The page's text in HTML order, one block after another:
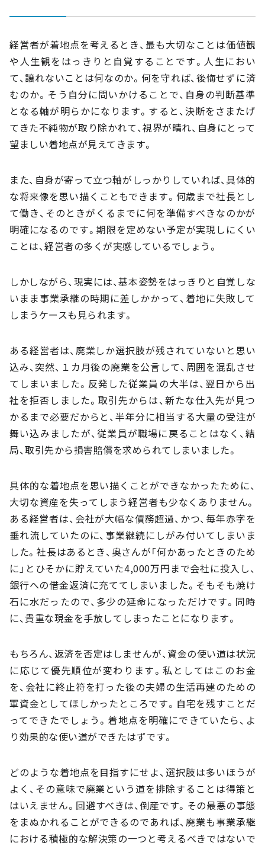
経営者が着地点を考えるとき、最も大切なことは価値観
や人生観をはっきりと自覚することです。人生におい
て、譲れないことは何なのか。何を守れば、後悔せずに済
むのか。そう自分に問いかけることで、自身の判断基準
となる軸が明らかになります。すると、決断をさまたげ
てきた不純物が取り除かれて、視界が晴れ、自身にとって
望ましい着地点が見えてきます。
また、自身が寄って立つ軸がしっかりしていれば、具体的
な将来像を思い描くこともできます。何歳まで社長とし
て働き、そのときがくるまでに何を準備すべきなのかが
明確になるのです。期限を定めない予定が実現しにくい
ことは、経営者の多くが実感しているでしょう。
しかしながら、現実には、基本姿勢をはっきりと自覚しな
いまま事業承継の時期に差しかかって、着地に失敗して
しまうケースも見られます。
ある経営者は、廃業しか選択肢が残されていないと思い
込み、突然、１カ月後の廃業を公言して、周囲を混乱させ
てしまいました。反発した従業員の大半は、翌日から出
社を拒否しました。取引先からは、新たな仕入先が見つ
かるまで必要だからと、半年分に相当する大量の受注が
舞い込みましたが、従業員が職場に戻ることはなく、結
局、取引先から損害賠償を求められてしまいました。
具体的な着地点を思い描くことができなかったために、
大切な資産を失ってしまう経営者も少なくありません。
ある経営者は、会社が大幅な債務超過、かつ、毎年赤字を
垂れ流していたのに、事業継続にしがみ付いてしまいま
した。社長はあるとき、奥さんが「何かあったときのため
に」とひそかに貯えていた4,000万円まで会社に投入し、
銀行への借金返済に充ててしまいました。そもそも焼け
石に水だったので、多少の延命になっただけです。同時
に、貴重な現金を手放してしまったことになります。
もちろん、返済を否定はしませんが、資金の使い道は状況
に応じて優先順位が変わります。私としてはこのお金
を、会社に終止符を打った後の夫婦の生活再建のための
軍資金としてほしかったところです。自宅を残すことだ
ってできたでしょう。着地点を明確にできていたら、よ
り効果的な使い道ができたはずです。
どのような着地点を目指すにせよ、選択肢は多いほうが
よく、その意味で廃業という道を排除することは得策と
はいえません。回避すべきは、倒産です。その最悪の事態
をまぬかれることができるのであれば、廃業も事業承継
における積極的な解決策の一つと考えるべきではないで